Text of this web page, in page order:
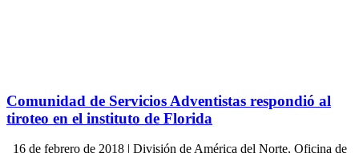
Comunidad de Servicios Adventistas respondió al
tiroteo en el instituto de Florida
16 de febrero de 2018 | División de América del Norte, Oficina de